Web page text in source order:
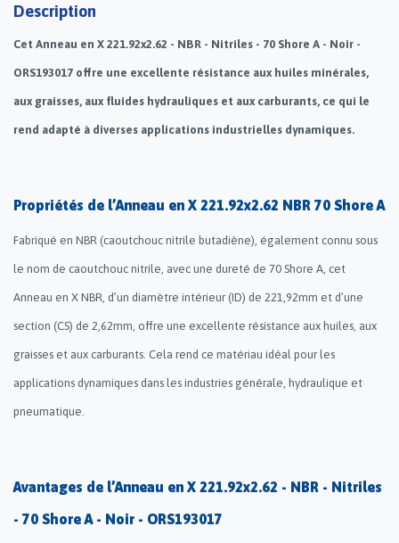
Description
Cet Anneau en X 221.92x2.62 - NBR - Nitriles - 70 Shore A - Noir -
ORS193017 offre une excellente résistance aux huiles minérales,
aux graisses, aux fluides hydrauliques et aux carburants, ce qui le
rend adapté à diverses applications industrielles dynamiques.
Propriétés de l’Anneau en X 221.92x2.62 NBR 70 Shore A
Fabriqué en NBR (caoutchouc nitrile butadiène), également connu sous
le nom de caoutchouc nitrile, avec une dureté de 70 Shore A, cet
Anneau en X NBR, d’un diamètre intérieur (ID) de 221,92mm et d’une
section (CS) de 2,62mm, offre une excellente résistance aux huiles, aux
graisses et aux carburants. Cela rend ce matériau idéal pour les
applications dynamiques dans les industries générale, hydraulique et
pneumatique.
Avantages de l’Anneau en X 221.92x2.62 - NBR - Nitriles
- 70 Shore A - Noir - ORS193017